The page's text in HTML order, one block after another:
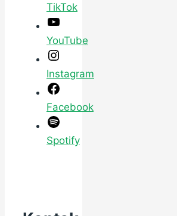
TikTok
YouTube
Instagram
Facebook
Spotify